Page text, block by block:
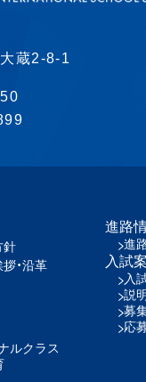
蔵2-8-1
針
・沿革
ルクラス
進路
進
入試
入
説
募
応